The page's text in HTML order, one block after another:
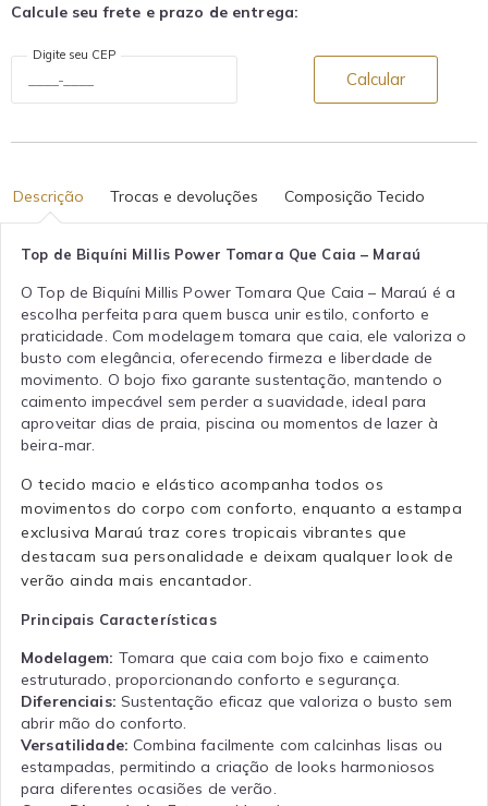
Calcule seu frete e prazo de entrega:
Digite seu CEP
Calcular
Descrição Trocas e devoluções Composição Tecido
Top de Biquíni Millis Power Tomara Que Caia – Maraú
O Top de Biquíni Millis Power Tomara Que Caia – Maraú é a
escolha perfeita para quem busca unir estilo, conforto e
praticidade. Com modelagem tomara que caia, ele valoriza o
busto com elegância, oferecendo firmeza e liberdade de
movimento. O bojo fixo garante sustentação, mantendo o
caimento impecável sem perder a suavidade, ideal para
aproveitar dias de praia, piscina ou momentos de lazer à
beira-mar.
O tecido macio e elástico acompanha todos os
movimentos do corpo com conforto, enquanto a estampa
exclusiva Maraú traz cores tropicais vibrantes que
destacam sua personalidade e deixam qualquer look de
verão ainda mais encantador.
Principais Características
Modelagem: Tomara que caia com bojo fixo e caimento
estruturado, proporcionando conforto e segurança.
Diferenciais: Sustentação eficaz que valoriza o busto sem
abrir mão do conforto.
Versatilidade: Combina facilmente com calcinhas lisas ou
estampadas, permitindo a criação de looks harmoniosos
para diferentes ocasiões de verão.